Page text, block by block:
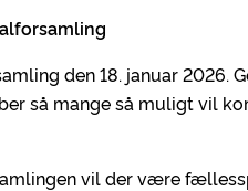
den 18. januar 2026.
så mange så muligt vil
vil der være